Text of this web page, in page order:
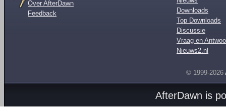
Over AfterDawn
Feedback
Downloads
Top Downloads
Discussie
Vraag en
Nieuws2.nl
© 1999-2026
AfterDawn is